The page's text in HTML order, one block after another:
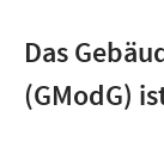
Das
(GModG)